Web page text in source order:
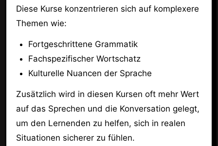
Diese Kurse konzentrieren sich auf komplexere
Themen wie:
Fortgeschrittene Grammatik
Fachspezifischer Wortschatz
Kulturelle Nuancen der Sprache
Zusätzlich wird in diesen Kursen oft mehr Wert
auf das Sprechen und die Konversation gelegt,
um den Lernenden zu helfen, sich in realen
Situationen sicherer zu fühlen.